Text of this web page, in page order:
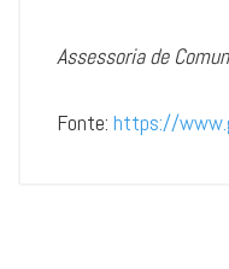
Assessoria de
Fonte: https://